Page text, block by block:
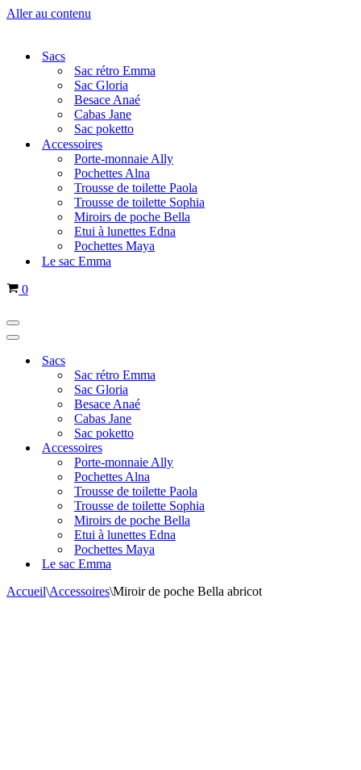
Aller au contenu
Sacs
Sac rétro Emma
Sac Gloria
Besace Anaé
Cabas Jane
Sac poketto
Accessoires
Porte-monnaie Ally
Pochettes Alna
Trousse de toilette Paola
Trousse de toilette Sophia
Miroirs de poche Bella
Etui à lunettes Edna
Pochettes Maya
Le sac Emma
Panier
0
Menu
de
Menu
navigation
Sacs
Sac rétro Emma
Sac Gloria
Besace Anaé
Cabas Jane
Sac poketto
Accessoires
Porte-monnaie Ally
Pochettes Alna
Trousse de toilette Paola
Trousse de toilette Sophia
Miroirs de poche Bella
Etui à lunettes Edna
Pochettes Maya
Le sac Emma
Accueil\Accessoires\Miroir de poche Bella abricot